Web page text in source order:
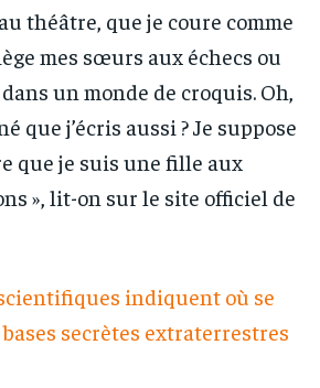
théâtre, que je coure comme
mes sœurs aux échecs ou
un monde de croquis. Oh,
que j’écris aussi ? Je suppose
que je suis une fille aux
», lit-on sur le site officiel de
indiquent où se
secrètes extraterrestres